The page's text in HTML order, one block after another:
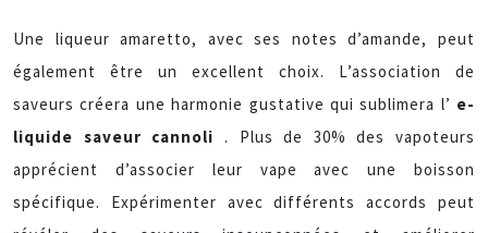
Une liqueur amaretto, avec ses notes d’amande, peut
également être un excellent choix. L’association de
saveurs créera une harmonie gustative qui sublimera l’ e-
liquide saveur cannoli . Plus de 30% des vapoteurs
apprécient d’associer leur vape avec une boisson
spécifique. Expérimenter avec différents accords peut